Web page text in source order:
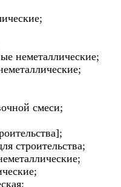
неметаллические;
смеси;
строительства;